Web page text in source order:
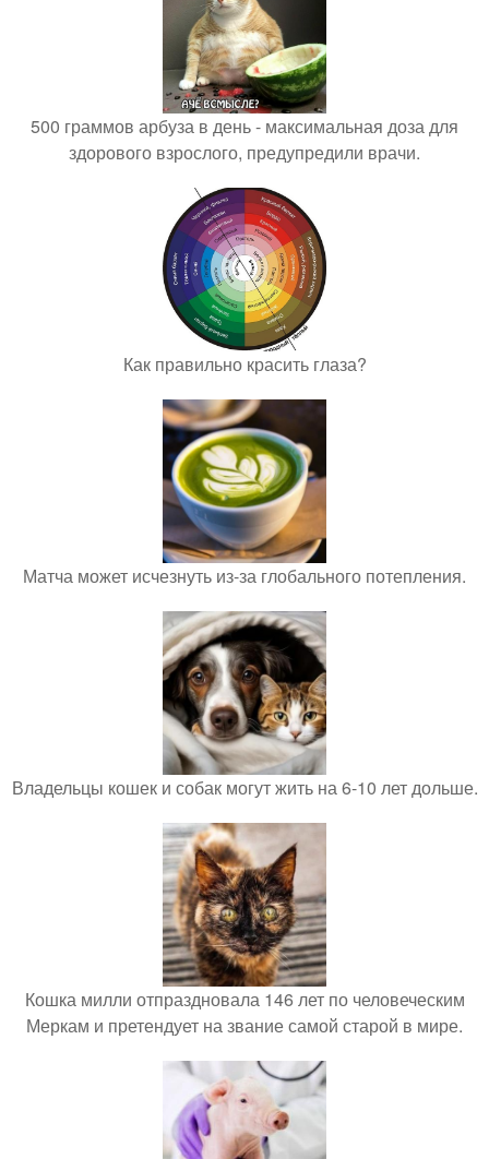
500 граммов арбуза в день - максимальная доза для
здорового взрослого, предупредили врачи.
Как правильно красить глаза?
Матча может исчезнуть из-за глобального потепления.
Владельцы кошек и собак могут жить на 6-10 лет дольше.
Кошка милли отпраздновала 146 лет по человеческим
Меркам и претендует на звание самой старой в мире.